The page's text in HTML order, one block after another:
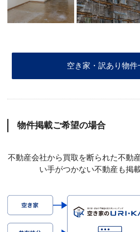
空き家・訳あり物件
物件掲載ご希望の場合
不動産会社から買取を断られた不動
い手がつかない不動産も掲